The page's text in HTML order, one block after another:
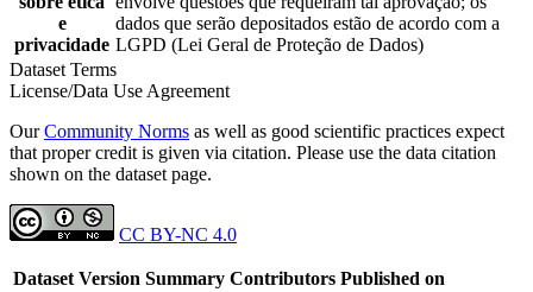
e
privacidade
dados que serão depositados estão de acordo com a
LGPD (Lei Geral de Proteção de Dados)
Dataset Terms
License/Data Use Agreement
OurCommunity Norms as well as good scientific practices expect
that proper credit is given via citation. Please use the data citation
shown on the dataset page.
CC BY-NC 4.0
Dataset Version Summary Contributors Published on